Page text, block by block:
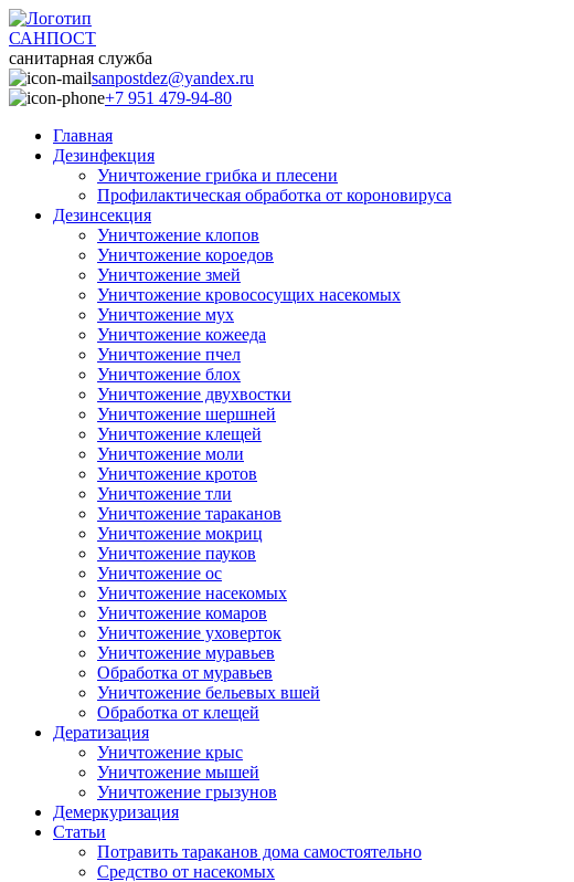
САНПОСТ
санитарная служба
sanpostdez@yandex.ru
+7 951 479-94-80
Главная
Дезинфекция
Уничтожение грибка и плесени
Профилактическая обработка от короновируса
Дезинсекция
Уничтожение клопов
Уничтожение короедов
Уничтожение змей
Уничтожение кровососущих насекомых
Уничтожение мух
Уничтожение кожееда
Уничтожение пчел
Уничтожение блох
Уничтожение двухвостки
Уничтожение шершней
Уничтожение клещей
Уничтожение моли
Уничтожение кротов
Уничтожение тли
Уничтожение тараканов
Уничтожение мокриц
Уничтожение пауков
Уничтожение ос
Уничтожение насекомых
Уничтожение комаров
Уничтожение уховерток
Уничтожение муравьев
Обработка от муравьев
Уничтожение бельевых вшей
Обработка от клещей
Дератизация
Уничтожение крыс
Уничтожение мышей
Уничтожение грызунов
Демеркуризация
Статьи
Потравить тараканов дома самостоятельно
Средство от насекомых